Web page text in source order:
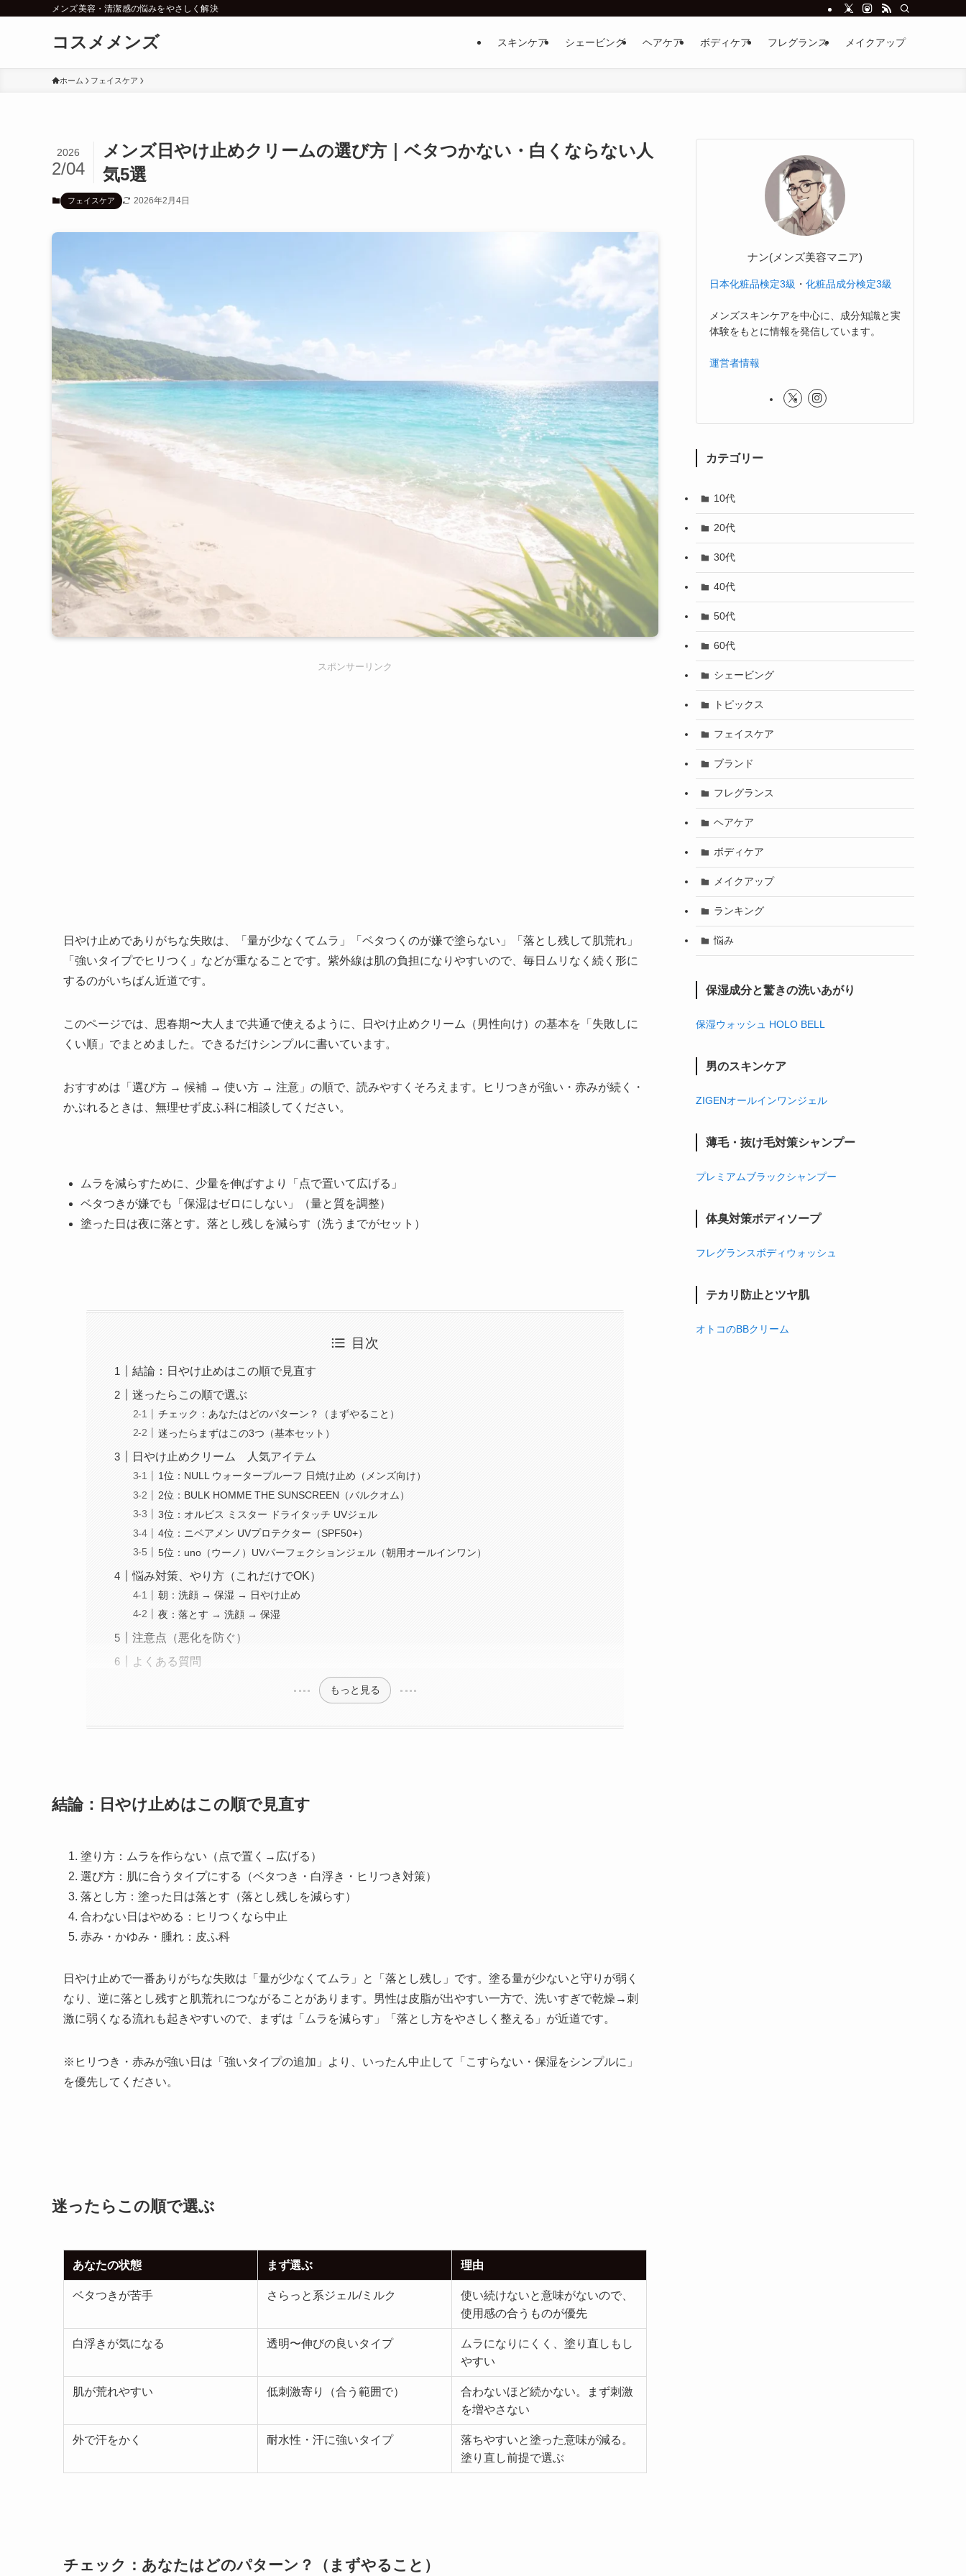
メンズ美容・清潔感の悩みをやさしく解決
コスメメンズ スキンケア シェービング ヘアケア ボディケア フレグランス メイクアップ
ホーム フェイスケア
メンズ日やけ止めクリームの選び方｜ベタつかない・白くならない人
気5選
2026
2/04
フェイスケア 2026年2月4日
スポンサーリンク
日やけ止めでありがちな失敗は、「量が少なくてムラ」「ベタつくのが嫌で塗らない」「落とし残して肌荒れ」
「強いタイプでヒリつく」などが重なることです。紫外線は肌の負担になりやすいので、毎日ムリなく続く形に
するのがいちばん近道です。
このページでは、思春期〜大人まで共通で使えるように、日やけ止めクリーム（男性向け）の基本を「失敗しに
くい順」でまとめました。できるだけシンプルに書いています。
おすすめは「選び方 → 候補 → 使い方 → 注意」の順で、読みやすくそろえます。ヒリつきが強い・赤みが続く・
かぶれるときは、無理せず皮ふ科に相談してください。
ムラを減らすために、少量を伸ばすより「点で置いて広げる」
ベタつきが嫌でも「保湿はゼロにしない」（量と質を調整）
塗った日は夜に落とす。落とし残しを減らす（洗うまでがセット）
目次
結論：日やけ止めはこの順で見直す
迷ったらこの順で選ぶ
チェック：あなたはどのパターン？（まずやること）
迷ったらまずはこの3つ（基本セット）
日やけ止めクリーム 人気アイテム
1位：NULL ウォータープルーフ 日焼け止め（メンズ向け）
2位：BULK HOMME THE SUNSCREEN（バルクオム）
3位：オルビス ミスター ドライタッチ UVジェル
4位：ニベアメン UVプロテクター（SPF50+）
5位：uno（ウーノ）UVパーフェクションジェル（朝用オールインワン）
悩み対策、やり方（これだけでOK）
朝：洗顔 → 保湿 → 日やけ止め
夜：落とす → 洗顔 → 保湿
注意点（悪化を防ぐ）
よくある質問
もっと見る
結論：日やけ止めはこの順で見直す
塗り方：ムラを作らない（点で置く→広げる）
選び方：肌に合うタイプにする（ベタつき・白浮き・ヒリつき対策）
落とし方：塗った日は落とす（落とし残しを減らす）
合わない日はやめる：ヒリつくなら中止
赤み・かゆみ・腫れ：皮ふ科
日やけ止めで一番ありがちな失敗は「量が少なくてムラ」と「落とし残し」です。塗る量が少ないと守りが弱く
なり、逆に落とし残すと肌荒れにつながることがあります。男性は皮脂が出やすい一方で、洗いすぎで乾燥→刺
激に弱くなる流れも起きやすいので、まずは「ムラを減らす」「落とし方をやさしく整える」が近道です。
※ヒリつき・赤みが強い日は「強いタイプの追加」より、いったん中止して「こすらない・保湿をシンプルに」
を優先してください。
迷ったらこの順で選ぶ
あなたの状態 まず選ぶ 理由
ベタつきが苦手 さらっと系ジェル/ミルク
使い続けないと意味がないので、
使用感の合うものが優先
白浮きが気になる 透明〜伸びの良いタイプ
ムラになりにくく、塗り直しもし
やすい
肌が荒れやすい 低刺激寄り（合う範囲で）
合わないほど続かない。まず刺激
を増やさない
外で汗をかく 耐水性・汗に強いタイプ
落ちやすいと塗った意味が減る。
塗り直し前提で選ぶ
チェック：あなたはどのパターン？（まずやること）
ナン(メンズ美容マニア)
日本化粧品検定3級 ・ 化粧品成分検定3級
メンズスキンケアを中心に、成分知識と実
体験をもとに情報を発信しています。
運営者情報
カテゴリー
10代
20代
30代
40代
50代
60代
シェービング
トピックス
フェイスケア
ブランド
フレグランス
ヘアケア
ボディケア
メイクアップ
ランキング
悩み
保湿成分と驚きの洗いあがり
保湿ウォッシュ HOLO BELL
男のスキンケア
ZIGENオールインワンジェル
薄毛・抜け毛対策シャンプー
プレミアムブラックシャンプー
体臭対策ボディソープ
フレグランスボディウォッシュ
テカリ防止とツヤ肌
オトコのBBクリーム